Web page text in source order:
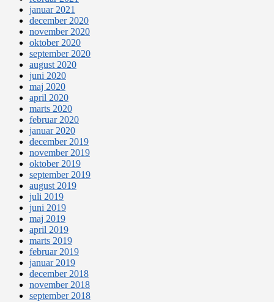
januar 2021
december 2020
november 2020
oktober 2020
september 2020
august 2020
juni 2020
maj 2020
april 2020
marts 2020
februar 2020
januar 2020
december 2019
november 2019
oktober 2019
september 2019
august 2019
juli 2019
juni 2019
maj 2019
april 2019
marts 2019
februar 2019
januar 2019
december 2018
november 2018
september 2018